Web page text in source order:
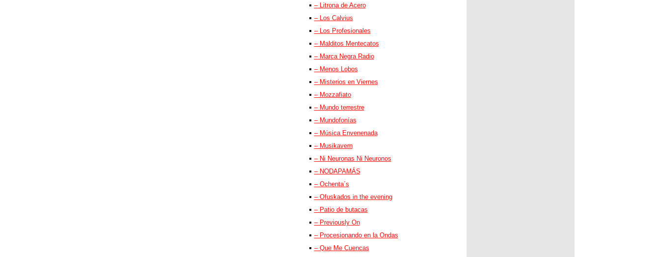
– Litrona de Acero
– Los Calvius
– Los Profesionales
– Malditos Mentecatos
– Marca Negra Radio
– Menos Lobos
– Misterios en Viernes
– Mozzafiato
– Mundo terrestre
– Mundofonías
– Música Envenenada
– Musikavern
– Ni Neuronas Ni Neuronos
– NODAPAMÁS
– Ochenta´s
– Ofuskados in the evening
– Patio de butacas
– Previously On
– Procesionando en la Ondas
– Que Me Cuencas